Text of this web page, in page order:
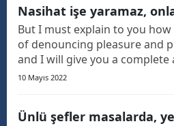
Nasihat işe yaramaz,
But I must explain to you
of denouncing pleasure and
and I will give you a
system, and expound the
10 Mayıs 2022
Ünlü şefler masalarda,